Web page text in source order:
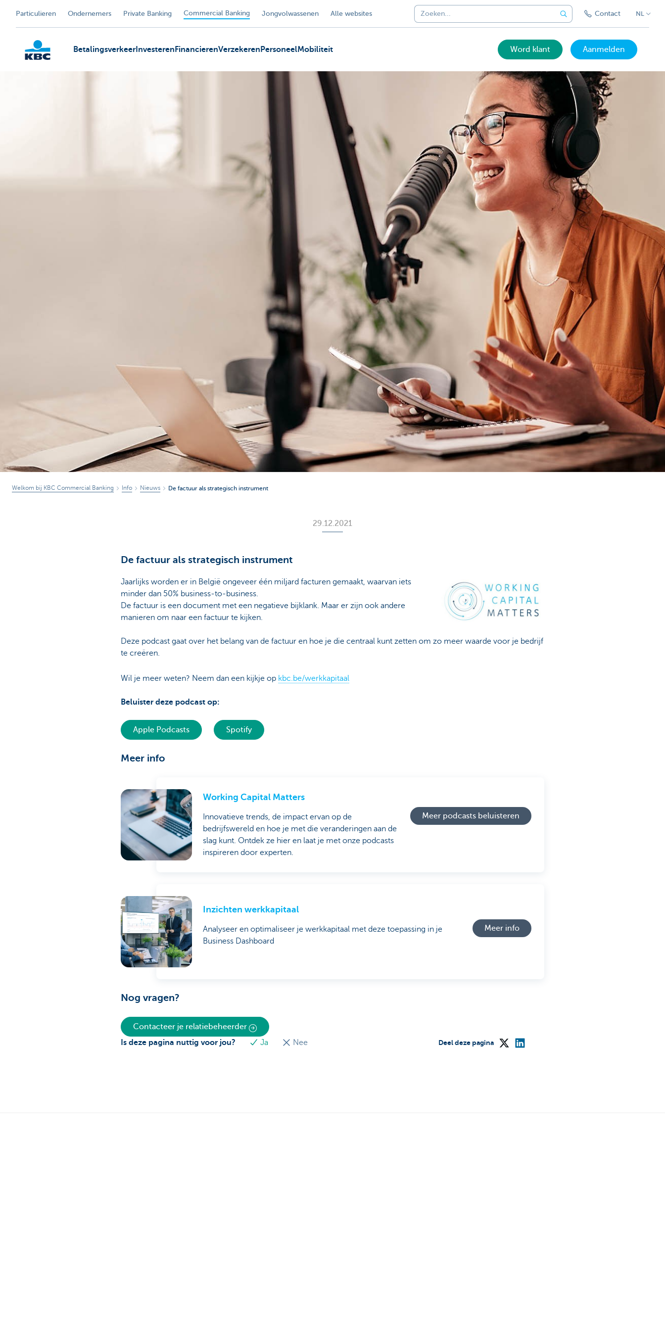
Particulieren Ondernemers Private Banking Commercial Banking Jongvolwassenen Alle websites Contact NL
Betalingsverkeer Investeren FinancierenVerzekeren PersoneelMobiliteit Word klant Aanmelden
Welkom bij KBC Commercial Banking Info Nieuws De factuur als strategisch instrument
29.12.2021
De factuur als strategisch instrument
Jaarlijks worden er in België ongeveer één miljard facturen gemaakt, waarvan iets
minder dan 50% business-to-business.
De factuur is een document met een negatieve bijklank. Maar er zijn ook andere
manieren om naar een factuur te kijken.
Deze podcast gaat over het belang van de factuur en hoe je die centraal kunt zetten om zo meer waarde voor je bedrijf
te creëren.
Wil je meer weten? Neem dan een kijkje op kbc.be/werkkapitaal
Beluister deze podcast op:
Apple Podcasts Spotify
Meer info
Working Capital Matters
Innovatieve trends, de impact ervan op de
bedrijfswereld en hoe je met die veranderingen aan de
slag kunt. Ontdek ze hier en laat je met onze podcasts
inspireren door experten.
Meer podcasts beluisteren
Inzichten werkkapitaal
Analyseer en optimaliseer je werkkapitaal met deze toepassing in je
Business Dashboard
Meer info
Nog vragen?
Contacteer je relatiebeheerder
Is deze pagina nuttig voor jou?
Ja Nee Deel deze pagina